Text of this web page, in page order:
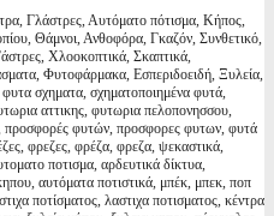
Γλάστρες, Αυτόματο πότισμα, Κήπος,
Θάμνοι, Ανθοφόρα, Γκαζόν, Συνθετικό,
Χλοοκοπτικά, Σκαπτικά,
Φυτοφάρμακα, Εσπεριδοειδή, Ξυλεία,
σχηματα, σχηματοποιημένα φυτά,
αττικης, φυτωρια πελοπονησσου,
φυτών, προσφορες φυτων, φυτά
φρεζες, φρέζα, φρεζα, ψεκαστικά,
ποτισμα, αρδευτικά δίκτυα,
αυτόματα ποτιστικά, μπέκ, μπεκ, ποπ
ποτίσματος, λαστιχα ποτισματος, κέντρα